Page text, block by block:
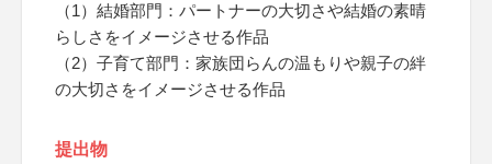
（1）結婚部門：パートナーの大切さや結婚の素晴
らしさをイメージさせる作品
（2）子育て部門：家族団らんの温もりや親子の絆
の大切さをイメージさせる作品
提出物